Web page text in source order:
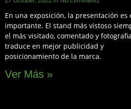
En una exposición, la presentación es
importante. El stand más vistoso
el más visitado, comentado y
traduce en mejor publicidad y
posicionamiento de la marca.
Ver Más »